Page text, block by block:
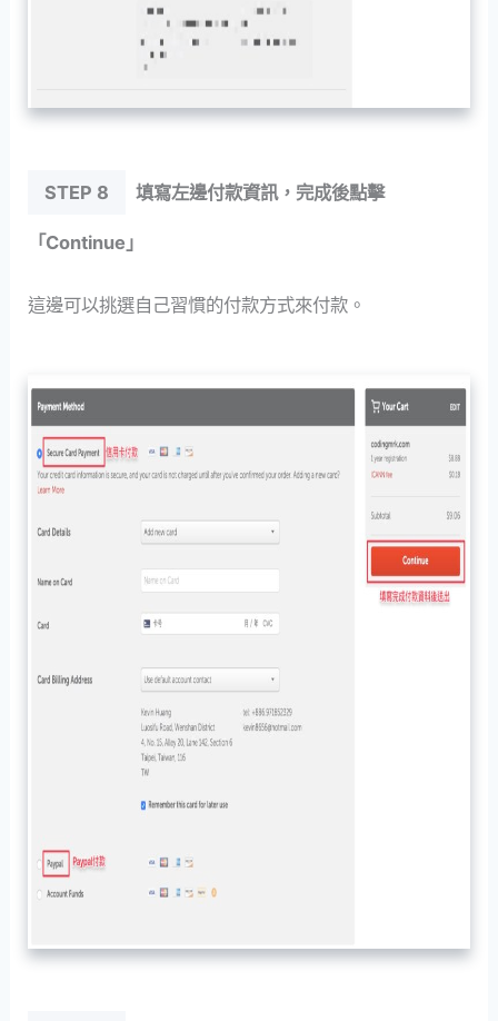
STEP 8 填寫左邊付款資訊，完成後點擊
「Continue」
這邊可以挑選自己習慣的付款方式來付款。